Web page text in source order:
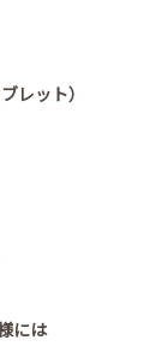
レット）
には